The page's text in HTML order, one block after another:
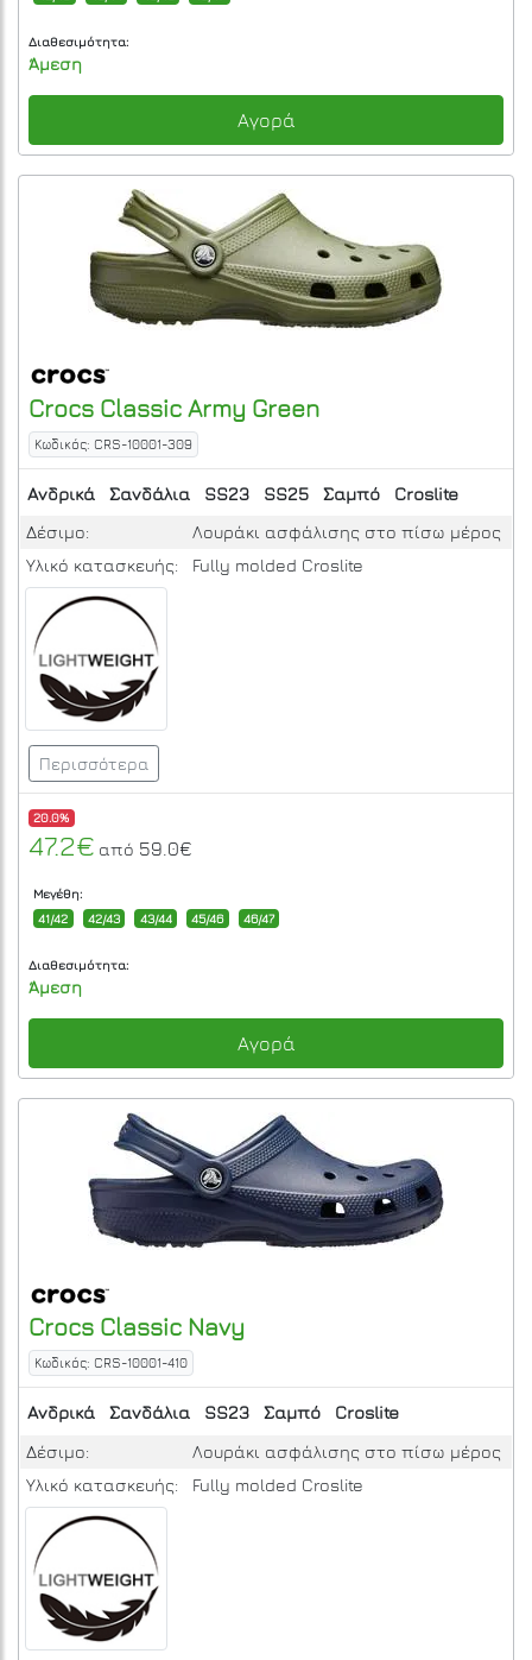
Διαθεσιμότητα:
Άμεση
Αγορά
Crocs Classic Army Green
Κωδικός: CRS-10001-309
Ανδρικά Σανδάλια SS23 SS25 Σαμπό
Croslite
Δέσιμο:
Λουράκι ασφάλισης στο πίσω μέρος
Υλικό κατασκευής:
Fully molded Croslite
Περισσότερα
20.0%
47.2€ από 59.0€
Μεγέθη:
41/42
42/43 43/44 45/46 46/47
Διαθεσιμότητα:
Άμεση
Αγορά
Crocs Classic Navy
Κωδικός: CRS-10001-410
Ανδρικά Σανδάλια SS23 Σαμπό
Croslite
Δέσιμο:
Λουράκι ασφάλισης στο πίσω μέρος
Υλικό κατασκευής:
Fully molded Croslite